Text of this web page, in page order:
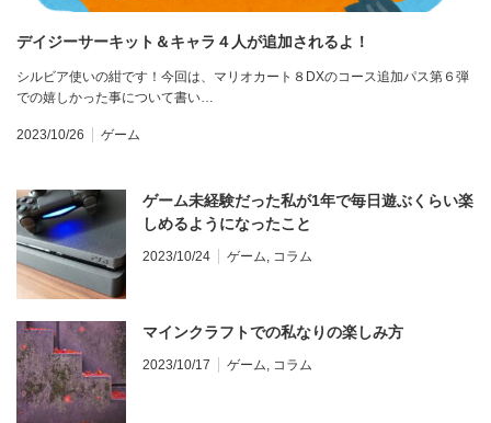
デイジーサーキット＆キャラ４人が追加されるよ！
シルビア使いの紺です！今回は、マリオカート８DXのコース追加パス第６弾
での嬉しかった事について書い…
2023/10/26 ゲーム
ゲーム未経験だった私が1年で毎日遊ぶくらい楽
しめるようになったこと
2023/10/24 ゲーム コラム
マインクラフトでの私なりの楽しみ方
2023/10/17 ゲーム コラム